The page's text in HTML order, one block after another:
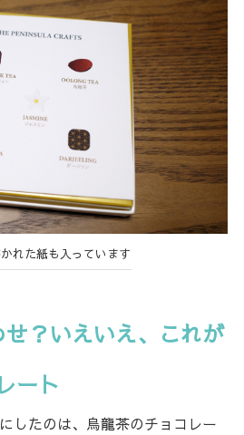
れた紙も入っています
？いえいえ、これが
ート
したのは、烏龍茶のチョコレー